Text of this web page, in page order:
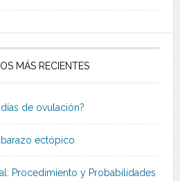
MÁS RECIENTES
de ovulación?
ectópico
Procedimiento y Probabilidades